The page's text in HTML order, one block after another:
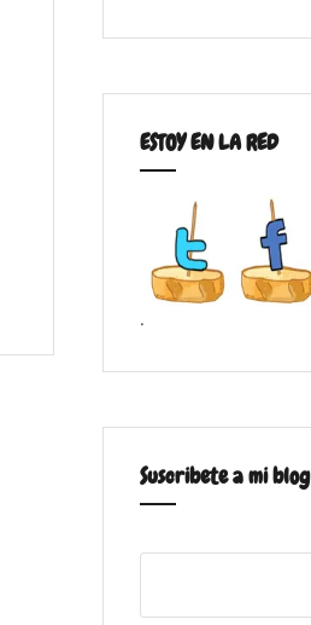
ESTOY EN LA RED
.
Suscribete a mi blog